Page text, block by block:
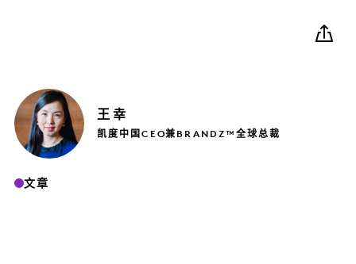
王 幸
凯度中国CEO兼BRANDZ™全球总裁
文章